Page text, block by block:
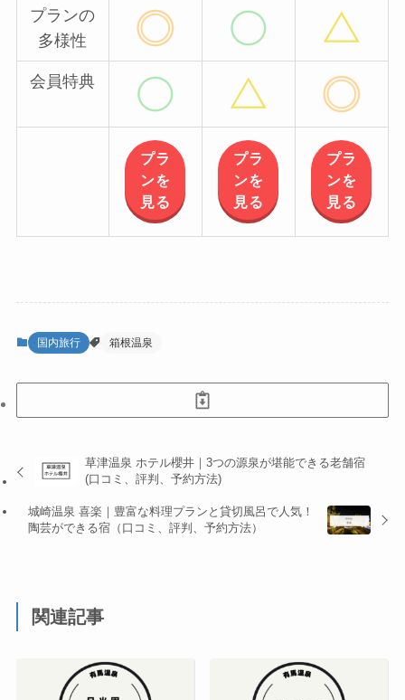
プランの
多様性
会員特典
プラ
ンを
見る
プラ
ンを
見る
プラ
ンを
見る
国内旅行 箱根温泉
草津温泉 ホテル櫻井｜3つの源泉が堪能できる老舗宿
(口コミ、評判、予約方法)
城崎温泉 喜楽｜豊富な料理プランと貸切風呂で人気！
陶芸ができる宿（口コミ、評判、予約方法）
関連記事